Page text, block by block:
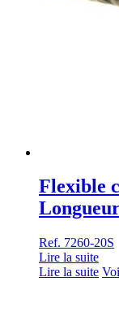
Flexible
Ref. 7260-20S
Lire la suite
Lire la suite